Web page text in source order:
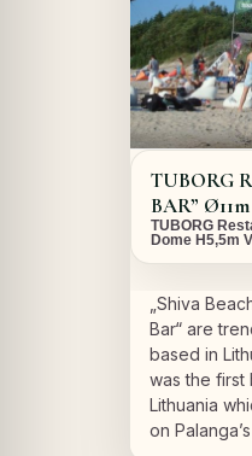
TUBORG
BAR”
TUBORG
Dome H5,5m
„Shiva
Bar“ are
based in
was the first
Lithuania
on